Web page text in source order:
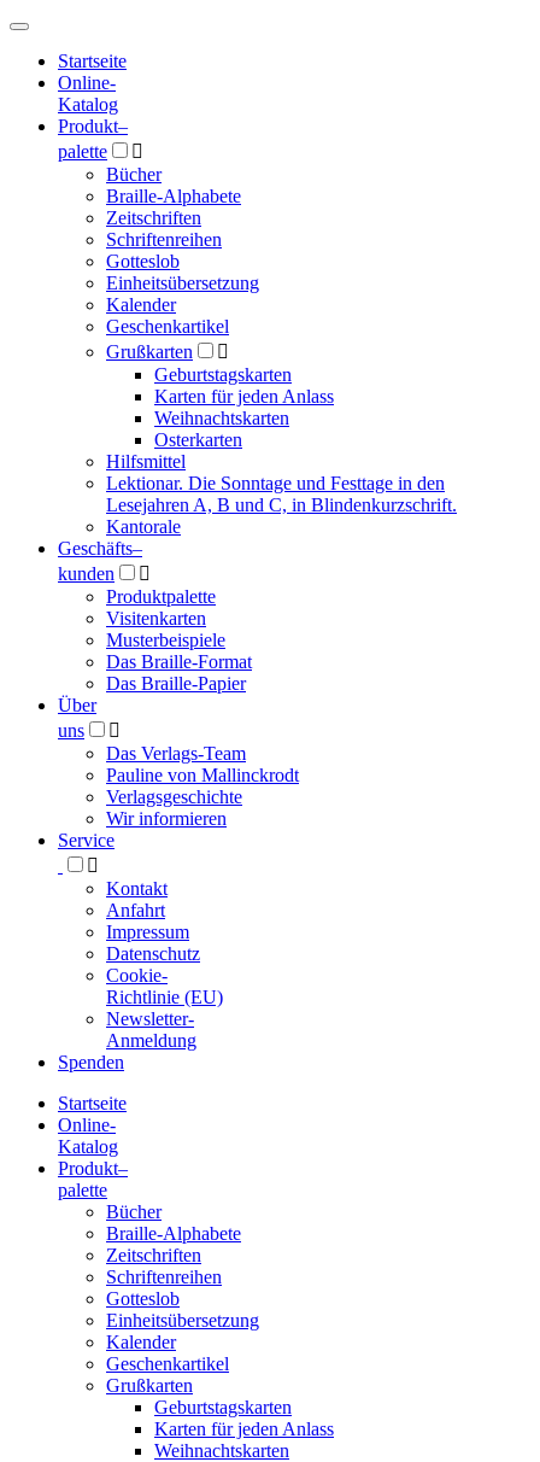
Hauptmenü
Hauptmenü
Startseite
Online-
Katalog
Produkt–
palette

Bücher
Braille-Alphabete
Zeitschriften
Schriftenreihen
Gotteslob
Einheitsübersetzung
Kalender
Geschenkartikel
Grußkarten

Geburtstagskarten
Karten für jeden Anlass
Weihnachtskarten
Osterkarten
Hilfsmittel
Lektionar. Die Sonntage und Festtage in den
Lesejahren A, B und C, in Blindenkurzschrift.
Kantorale
Geschäfts­–
kunden

Produktpalette
Visitenkarten
Musterbeispiele
Das Braille-Format
Das Braille-Papier
Über
uns

Das Verlags-Team
Pauline von Mallinckrodt
Verlagsgeschichte
Wir informieren
Service

Kontakt
Anfahrt
Impressum
Datenschutz
Cookie-
Richtlinie (EU)
Newsletter-
Anmeldung
Spenden
Blindenschrift-
Verlag
Druckerei
gGmbH
Startseite
Online-
Katalog
Produkt–
palette
Bücher
Braille-Alphabete
Zeitschriften
Schriftenreihen
Gotteslob
Einheitsübersetzung
Kalender
Geschenkartikel
Grußkarten
Geburtstagskarten
Karten für jeden Anlass
Weihnachtskarten